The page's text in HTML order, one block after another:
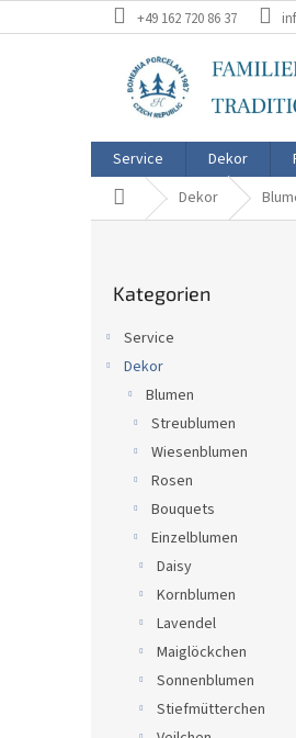
Inhalt
+49 162 720 86 37
Service Dekor
StartseiteDekor
überspringen
Kategorien
Service
Dekor
Blumen
Streublumen
Wiesenblumen
Rosen
Bouquets
Einzelblumen
Daisy
Kornblumen
Lavendel
Maiglöckchen
Sonnenblumen
Stiefmütterchen